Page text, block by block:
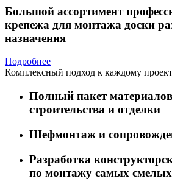
Большой ассортимент
крепежа для монтажа доски
назначения
Подробнее
Комплексный подход к каждому
Полный пакет
строительства и отделки
Шефмонтаж и
Разработка
по монтажу самых